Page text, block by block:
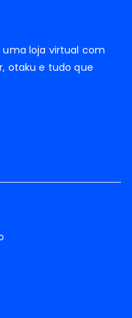
loja virtual com
otaku e tudo que